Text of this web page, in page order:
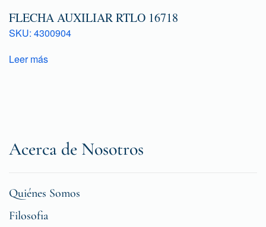
FLECHA AUXILIAR RTLO 16718
SKU: 4300904
Leer más
Acerca de Nosotros
Quiénes Somos
Filosofia